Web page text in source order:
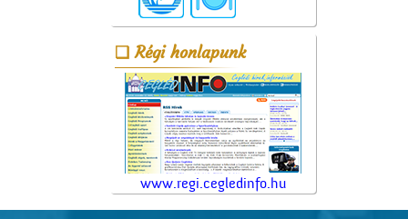
Régi honlapunk
www.regi.cegledinfo.hu